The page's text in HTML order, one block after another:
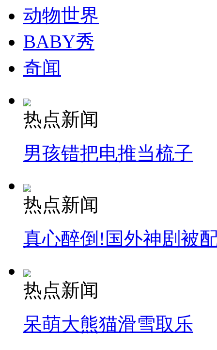
消防员救轻生者 花炮节热闹非凡
司机酒驾遇交警 急速倒车逃窜
动物世界
BABY秀
奇闻
热点新闻
男孩错把电推当梳子
热点新闻
真心醉倒!国外神剧被
热点新闻
呆萌大熊猫滑雪取乐